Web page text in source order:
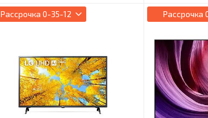
Рассрочка 0-35-12 Рассрочка